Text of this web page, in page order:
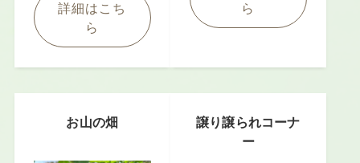
詳細はこち
ら
ら
お山の畑
譲り譲られコーナ
ー